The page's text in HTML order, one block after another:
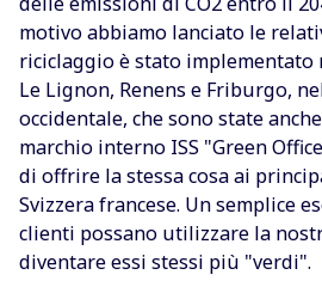
motivo abbiamo lanciato le
riciclaggio è stato implementato
Le Lignon, Renens e Friburgo,
occidentale, che sono state
marchio interno ISS "Green
di offrire la stessa cosa ai
Svizzera francese. Un semplice
clienti possano utilizzare la
diventare essi stessi più "verdi".